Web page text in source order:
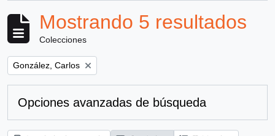
Mostrando 5 resultados
Colecciones
Remove filter:
González, Carlos
Opciones avanzadas de búsqueda